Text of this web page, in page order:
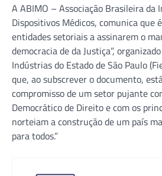
A ABIMO – Associação Brasileira da
Dispositivos Médicos, comunica que
entidades setoriais a assinarem o
democracia de da Justiça”,
Indústrias do Estado de São Paulo
que, ao subscrever o documento,
compromisso de um setor pujante
Democrático de Direito e com os
norteiam a construção de um país
para todos.”